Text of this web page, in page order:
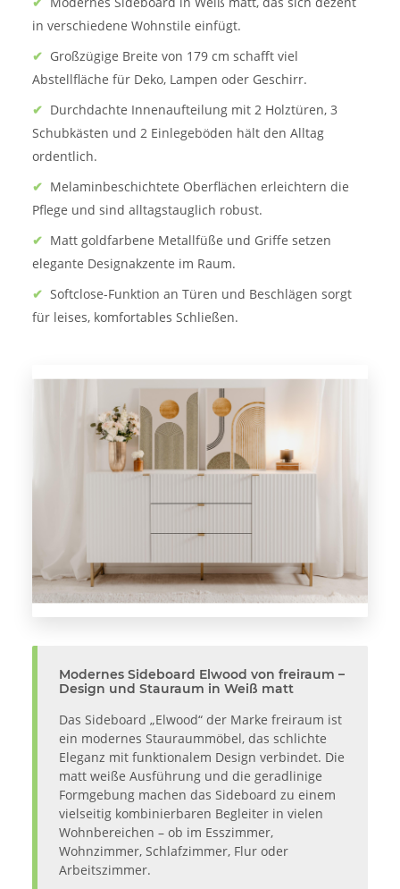
in verschiedene Wohnstile einfügt.
✔ Großzügige Breite von 179 cm schafft viel
Abstellfläche für Deko, Lampen oder Geschirr.
✔ Durchdachte Innenaufteilung mit 2 Holztüren, 3
Schubkästen und 2 Einlegeböden hält den Alltag
ordentlich.
✔ Melaminbeschichtete Oberflächen erleichtern die
Pflege und sind alltagstauglich robust.
✔ Matt goldfarbene Metallfüße und Griffe setzen
elegante Designakzente im Raum.
✔ Softclose-Funktion an Türen und Beschlägen sorgt
für leises, komfortables Schließen.
Modernes Sideboard Elwood von freiraum –
Design und Stauraum in Weiß matt
Das Sideboard „Elwood“ der Marke freiraum ist
ein modernes Stauraummöbel, das schlichte
Eleganz mit funktionalem Design verbindet. Die
matt weiße Ausführung und die geradlinige
Formgebung machen das Sideboard zu einem
vielseitig kombinierbaren Begleiter in vielen
Wohnbereichen – ob im Esszimmer,
Wohnzimmer, Schlafzimmer, Flur oder
Arbeitszimmer.